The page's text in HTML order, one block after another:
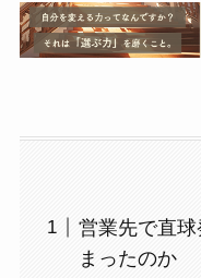
営業先で直
まったのか